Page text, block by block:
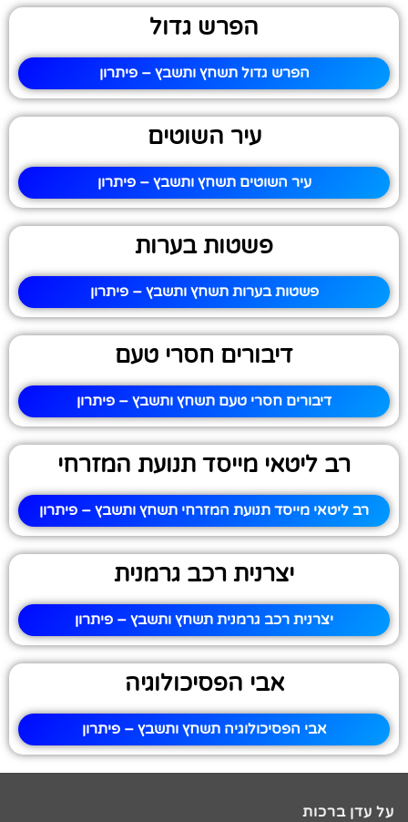
הפרש גדול
הפרש גדול תשחץ ותשבץ – פיתרון
עיר השוטים
עיר השוטים תשחץ ותשבץ – פיתרון
פשטות בערות
פשטות בערות תשחץ ותשבץ – פיתרון
דיבורים חסרי טעם
דיבורים חסרי טעם תשחץ ותשבץ – פיתרון
רב ליטאי מייסד תנועת המזרחי
רב ליטאי מייסד תנועת המזרחי תשחץ ותשבץ – פיתרון
יצרנית רכב גרמנית
יצרנית רכב גרמנית תשחץ ותשבץ – פיתרון
אבי הפסיכולוגיה
אבי הפסיכולוגיה תשחץ ותשבץ – פיתרון
על עדן ברכות